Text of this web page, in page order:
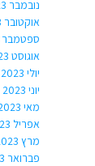
נובמבר 2023
אוקטובר 2023
ספטמבר 2023
אוגוסט 2023
יולי 2023
יוני 2023
מאי 2023
אפריל 2023
מרץ 2023
פברואר 2023